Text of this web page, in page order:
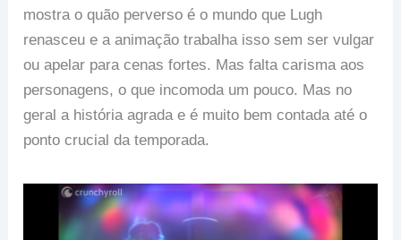
mostra o quão perverso é o mundo que Lugh
renasceu e a animação trabalha isso sem ser vulgar
ou apelar para cenas fortes. Mas falta carisma aos
personagens, o que incomoda um pouco. Mas no
geral a história agrada e é muito bem contada até o
ponto crucial da temporada.